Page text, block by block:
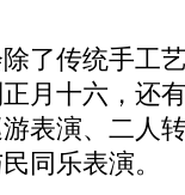
传统手工
月十六，还
表演、二人
同乐表演。